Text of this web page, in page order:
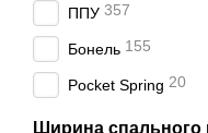
ППУ 357
Бонель 155
Pocket Spring 20
Ширина спального